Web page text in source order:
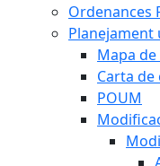
Ordenances
Planejament
Mapa
Carta de
POUM